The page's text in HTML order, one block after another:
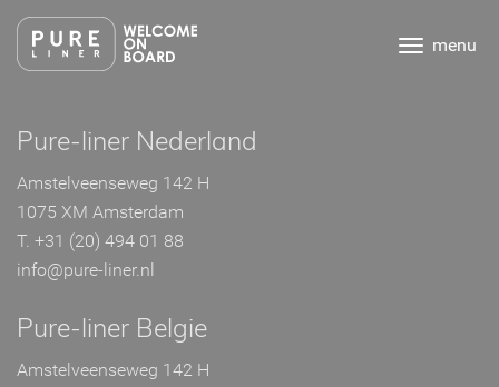
direct
naar
inhoud
menu
Pure-liner Nederland
Amstelveenseweg 142 H
1075 XM Amsterdam
T. +31 (20) 494 01 88
info@pure-liner.nl
Pure-liner Belgie
Amstelveenseweg 142 H